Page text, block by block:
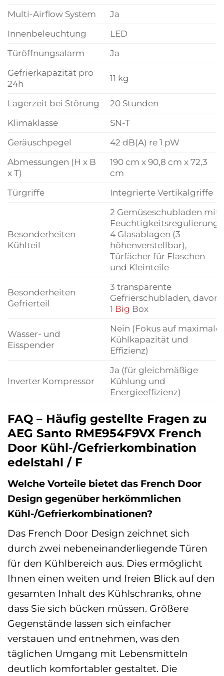
Multi-Airflow System
Ja
Innenbeleuchtung
LED
Türöffnungsalarm
Ja
Gefrierkapazität pro
24h
11 kg
Lagerzeit bei Störung
20 Stunden
Klimaklasse
SN-T
Geräuschpegel
42 dB(A) re 1 pW
Abmessungen (H x B
x T)
190 cm x 90,8 cm x 72,3
cm
Türgriffe
Integrierte Vertikalgriffe
Besonderheiten
Kühlteil
2 Gemüseschubladen mit
Feuchtigkeitsregulierung,
4 Glasablagen (3
höhenverstellbar),
Türfächer für Flaschen
und Kleinteile
Besonderheiten
Gefrierteil
3 transparente
Gefrierschubladen, davon
1 Big Box
Wasser- und
Eisspender
Nein (Fokus auf maximale
Kühlkapazität und
Effizienz)
Inverter Kompressor
Ja (für gleichmäßige
Kühlung und
Energieeffizienz)
FAQ – Häufig gestellte Fragen zu
AEG Santo RME954F9VX French
Door Kühl-/Gefrierkombination
edelstahl / F
Welche Vorteile bietet das French Door
Design gegenüber herkömmlichen
Kühl-/Gefrierkombinationen?
Das French Door Design zeichnet sich
durch zwei nebeneinanderliegende Türen
für den Kühlbereich aus. Dies ermöglicht
Ihnen einen weiten und freien Blick auf den
gesamten Inhalt des Kühlschranks, ohne
dass Sie sich bücken müssen. Größere
Gegenstände lassen sich einfacher
verstauen und entnehmen, was den
täglichen Umgang mit Lebensmitteln
deutlich komfortabler gestaltet. Die